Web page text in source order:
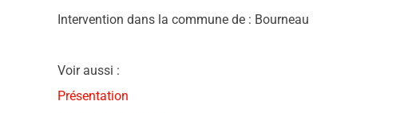
Intervention dans la commune de : Bourneau
Voir aussi :
Présentation